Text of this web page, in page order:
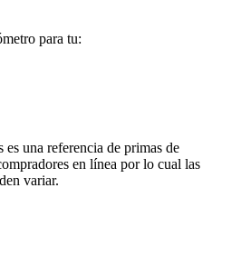
para tu:
una referencia de primas de
en línea por lo cual las
variar.